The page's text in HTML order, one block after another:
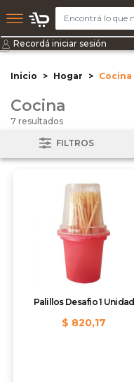
Recordá iniciar sesión
Inicio Hogar Cocina
Cocina
7 resultados
FILTROS
Palillos Desafio 1 Unidad
$ 820,17